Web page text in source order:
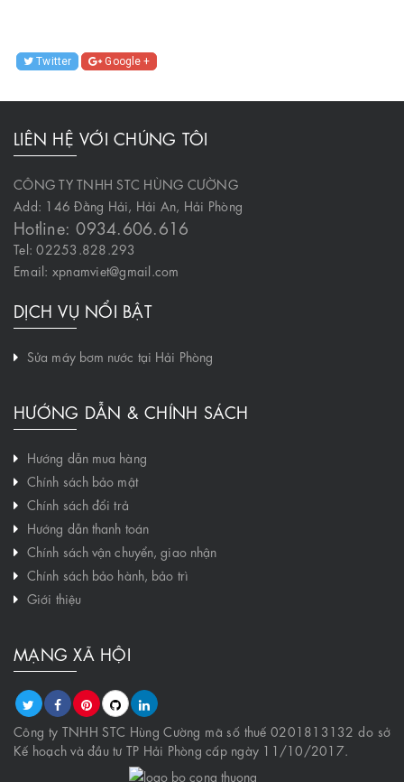
Twitter Google +
LIÊN HỆ VỚI CHÚNG TÔI
CÔNG TY TNHH STC HÙNG CƯỜNG
Add: 146 Đằng Hải, Hải An, Hải Phòng
Hotline: 0934.606.616
Tel: 02253.828.293
Email: xpnamviet@gmail.com
DỊCH VỤ NỔI BẬT
Sửa máy bơm nước tại Hải Phòng
HƯỚNG DẪN & CHÍNH SÁCH
Hướng dẫn mua hàng
Chính sách bảo mật
Chính sách đổi trả
Hướng dẫn thanh toán
Chính sách vận chuyển, giao nhận
Chính sách bảo hành, bảo trì
Giới thiệu
MẠNG XÃ HỘI
Công ty TNHH STC Hùng Cường mã số thuế 0201813132 do sở
Kế hoạch và đầu tư TP Hải Phòng cấp ngày 11/10/2017.